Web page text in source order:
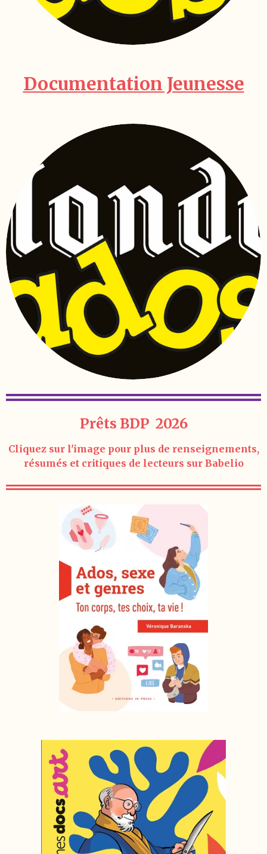
Documentation Jeunesse
Prêts BDP 2026
Cliquez sur l'image pour plus de renseignements,
résumés et critiques de lecteurs sur Babelio